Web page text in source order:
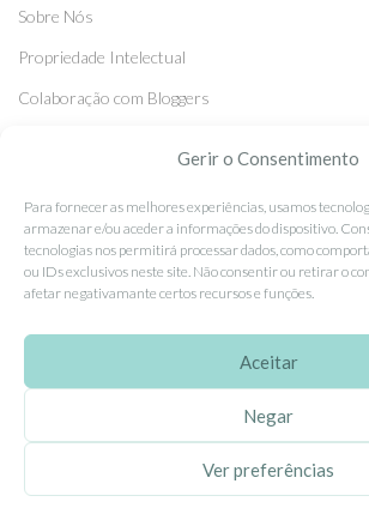
Gerir o Consentimento
Para fornecer as melhores experiências, usamos
armazenar e/ou aceder a informações do dispositivo.
tecnologias nos permitirá processar dados, como
ou IDs exclusivos neste site. Não consentir ou retirar o
afetar negativamante certos recursos e funções.
Aceitar
Negar
Ver preferências
Sobre Nós
Propriedade Intelectual
Colaboração com Bloggers
CONDIÇÕES GERAIS
Politica de Privacidade
Termos e Condições
Contacte-nos
Livro de Reclamações
Como Comprar